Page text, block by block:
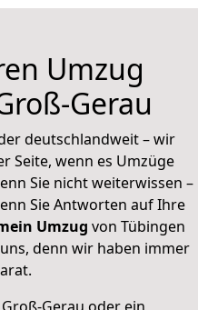
Umzug
Gerau
deutschlandweit – wir
Seite, wenn es Umzüge
Sie nicht weiterwissen –
Sie Antworten auf Ihre
Umzug von Tübingen
denn wir haben immer